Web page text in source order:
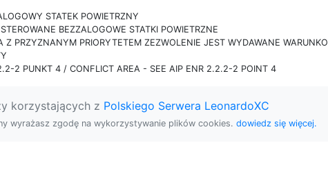
STATEK POWIETRZNY
BEZZALOGOWE STATKI POWIETRZNE
Z PRZYZNANYM PRIORYTETEM ZEZWOLENIE JEST WYDAWANE
2 PUNKT 4 / CONFLICT AREA - SEE AIP ENR 2.2.2-2 POINT 4
korzystających z Polskiego Serwera LeonardoXC
wyrażasz zgodę na wykorzystywanie plików cookies. dowiedz się więcej.